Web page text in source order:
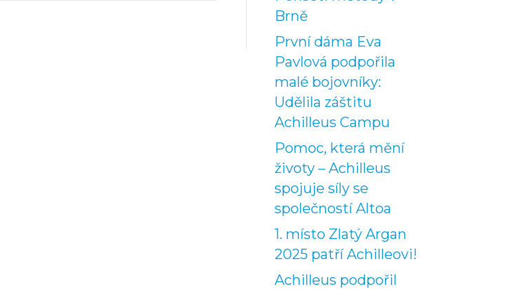
Brně
První dáma Eva
Pavlová podpořila
malé bojovníky:
Udělila záštitu
Achilleus Campu
Pomoc, která mění
životy – Achilleus
spojuje síly se
společností Altoa
1. místo Zlatý Argan
2025 patří Achilleovi!
Achilleus podpořil